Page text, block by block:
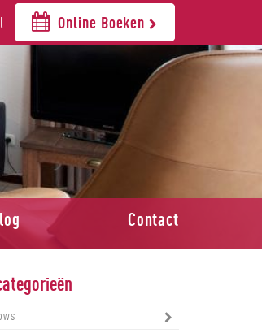
Online Boeken
Contact